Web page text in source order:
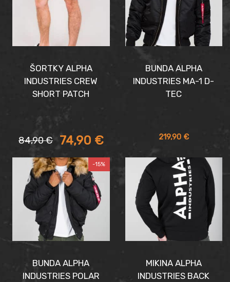
ŠORTKY ALPHA
INDUSTRIES CREW
SHORT PATCH
84,90€
Pôvodná
cena
bola:
84,90 €.
74,90 €
Aktuálna
cena
je:
74,90 €.
BUNDA ALPHA
INDUSTRIES MA-1 D-
TEC
219,90 €
-15%
BUNDA ALPHA
INDUSTRIES POLAR
MIKINA ALPHA
INDUSTRIES BACK